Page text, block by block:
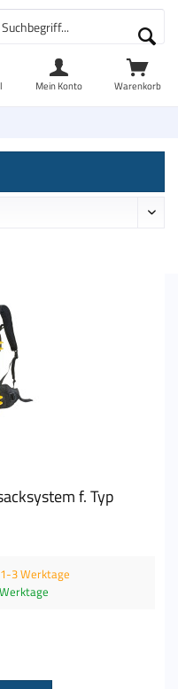
Warenkorb
Mein Konto
f. Typ
3 Werktage